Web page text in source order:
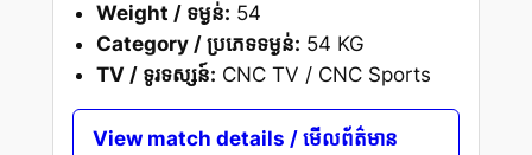
Weight / ទម្ងន់: 54
Category / ប្រភេទទម្ងន់: 54 KG
TV / ទូរទស្សន៍: CNC TV / CNC Sports
View match details / មើលព័ត៌មាន